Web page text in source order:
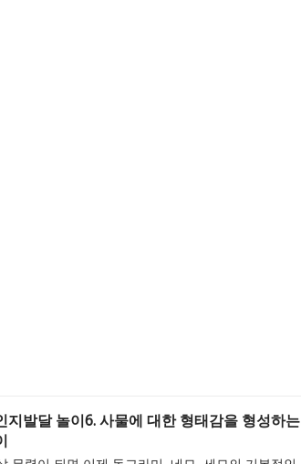
지발달 놀이6. 사물에 대한 형태감을 형성하는